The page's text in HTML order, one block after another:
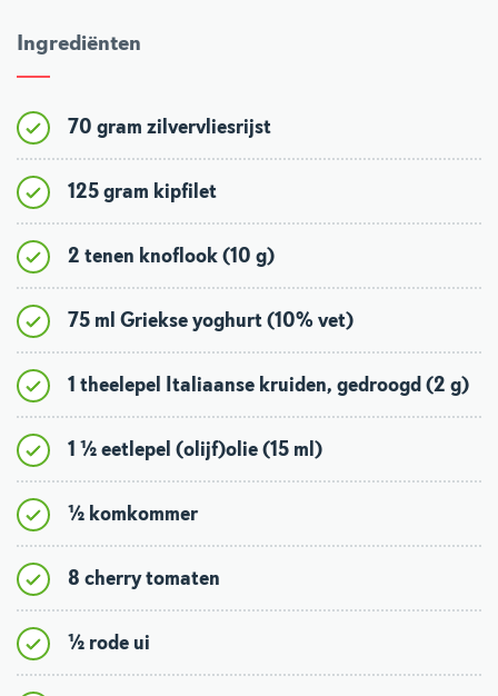
Ingrediënten
70 gram zilvervliesrijst
125 gram kipfilet
2 tenen knoflook (10 g)
75 ml Griekse yoghurt (10% vet)
1 theelepel Italiaanse kruiden, gedroogd (2 g)
1 ½ eetlepel (olijf)olie (15 ml)
½ komkommer
8 cherry tomaten
½ rode ui